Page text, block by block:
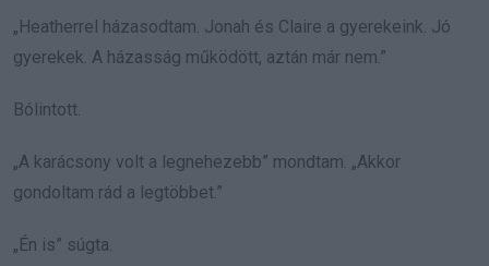
„Heatherrel házasodtam. Jonah és Claire a gyerekeink. Jó
gyerekek. A házasság működött, aztán már nem.”
Bólintott.
„A karácsony volt a legnehezebb” mondtam. „Akkor
gondoltam rád a legtöbbet.”
„Én is” súgta.